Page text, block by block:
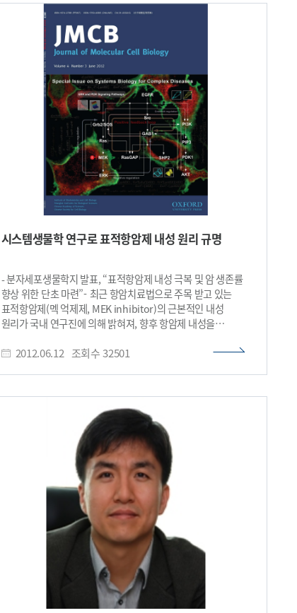
늘려 세포 크기를 키우거나 세포 숫자를 늘리는 역할을 한다.
토르 신호가 너무 많으면 암을 유발하기도 하고, 반대로 너무
적으면 신체 기관이 제대로 성장을 할 수 없게 된다. 이와 같이
토르 신호는 세포 조직의 성장과 밀접한 관련이 있다. 이 토르
신호를 조절하는데 Tctp(Translationally controlled tumor
protein)와 Rheb 단백질이중요한 역할을 한다. 최 교수
연구팀은 과거 연구에서 토르 신호전달체계에서 Tctp 단백질이
Rheb 단백질의 기능 조절에 영향을 끼친다는 것을 밝혔다.
하지만 Tctp와 Rheb이 어떤 방식으로 조절되는지, 중간에 어떤
매개체가 필요한지 등은 밝혀내지 못했다. 연구팀은 문제를
해결하기 위해 초파리를 이용한 유전적 상호작용 분석 실험을
수행했다. 그리고 14-3-3 단백질이 Tctp와 Rheb 사이의 다리
역할을 해 두 단백질이 상호작용할 수 있음을 밝혔다. 초파리
체내에는 두 개의 14-3-3 동종형 유전자가 존재한다. 따라서 두
개 중 하나가 없어도 현저한 성장 장애는 나타나지 않는다.
상태에서 14-3-3의 결핍이 발생하면 기관 성장에 심각한 문제가
단백질이 Tctp와 Rheb 단백질 사이의 결합을 직접적으로
조절해 성장에 관여함을 규명했다. 이번 연구에 기초해 향후
고등 동물에서도 유사한 조절 기작이 존재하는지 확인하기 위한
연구가 진행될 것으로 예상된다. 고등 동물에서의 연구도
성공적으로 이뤄진다면 향후 암 조직의 조절이나 기관 발달 촉진
등의 효과도 얻을 수 있을 것으로 기대된다. 연구팀은 14-3-3
유전자가 초파리 뿐 아니라 인체에도 존재하기 때문에 토르
신호전달체계의 문제로 인한 종양의 원인 규명 및 치료법 예방에
많다”며 “초파리 모델 동물이 질병 관련 유전자들의 생체 내
작용을 규명하는 데 기여할 것이다”고 말했다. 생명과학과 르 풍
타오 학생이 주도한 이번 연구는 교육부와 한국연구재단이
추진하는 중견연구자지원사업과 글로벌 연구실지원사업의
일환으로 수행됐다. □ 사진 설명 사진1. 14-3-3과 tctp 단백질
결핍으로 인해 초파리 눈이 소실된 사진 사진2. 14-3-3과 tctp
단백질 결핍으로 인해 초파리 날개가 소실된 그림 사진3. 14-3-
시스템생물학 연구로 표적항암제 내성 원리 규명
- 분자세포생물학지 발표, “표적항암제 내성 극복 및 암 생존률
향상 위한 단초 마련”- 최근 항암치료법으로 주목 받고 있는
표적항암제(멕 억제제, MEK inhibitor)의 근본적인 내성
원리가 국내 연구진에 의해 밝혀져, 향후 항암제 내성을
이번 연구는 IT와 BT의 융합연구인 시스템생물학 연구로
허원도 교수 및 양희원 박사가 참여한 이번 연구는
교육과학기술부(장관 이주호)와 한국연구재단(이사장 이승종)
이 추진하는 중견연구자지원사업(도약/도전연구)과
기초연구실사업 및 WCU(세계수준의 연구중심대학)
육성사업의 지원으로 수행되었다. 연구결과는 분자세포생물학
분야의 권위 있는 학술지인 ‘분자세포생물학지(Journal of
Molecular Cell Biology, IF=13.4)’의 표지논문으로 선정되어
6월 1일자에 게재되었다. (논문명: The cross regulation
between ERK and PI3K signaling pathways determines
the tumoricidal efficacy of MEK inhibitor) 표적항암제는
종양세포 속에 있는 특정 신호전달경로의 분자를 목표(target)
로 하는데, 최근 폐암, 유방암 등 일부 종양에서 기존 항암제와
달리 부작용이 적고 임상효능이 높아 전 세계 과학자들로부터 큰
주목을 받고 있다. 특히 표적항암제는 개인 맞춤형
항암치료제로 개발될 수 있어 기대를 모으고 있다. 그러나 실제
2012.06.12 조회수32501